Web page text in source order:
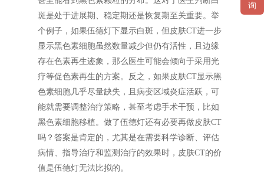
斑是处于进展期、稳定期还是恢复期至关重要。举
个例子，如果伍德灯下显示白斑，但皮肤CT进一步
显示黑色素细胞虽然数量减少但仍有活性，且边缘
存在色素再生迹象，那么医生可能会倾向于采用光
疗等促色素再生的方案。反之，如果皮肤CT显示黑
色素细胞几乎尽量缺失，且病变区域炎症活跃，可
能就需要调整治疗策略，甚至考虑手术干预，比如
黑色素细胞移植。做了伍德灯还有必要再做皮肤CT
吗？答案是肯定的，尤其是在需要科学诊断、评估
病情、指导治疗和监测治疗的效果时，皮肤CT的价
值是伍德灯无法比拟的。
询